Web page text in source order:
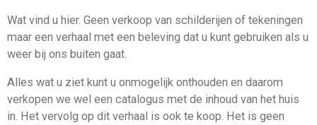
Wat vind u hier. Geen verkoop van schilderijen of tekeningen
maar een verhaal met een beleving dat u kunt gebruiken als u
weer bij ons buiten gaat.
Alles wat u ziet kunt u onmogelijk onthouden en daarom
verkopen we wel een catalogus met de inhoud van het huis
in. Het vervolg op dit verhaal is ook te koop. Het is geen